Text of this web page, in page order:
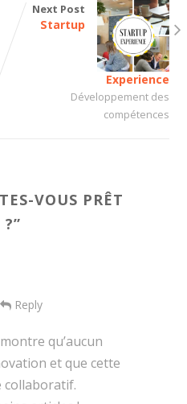
Next Post
Startup
Experience
Développement des
compétences
VOUS PRÊT
”
Reply
qu’aucun
et que cette
collaboratif.